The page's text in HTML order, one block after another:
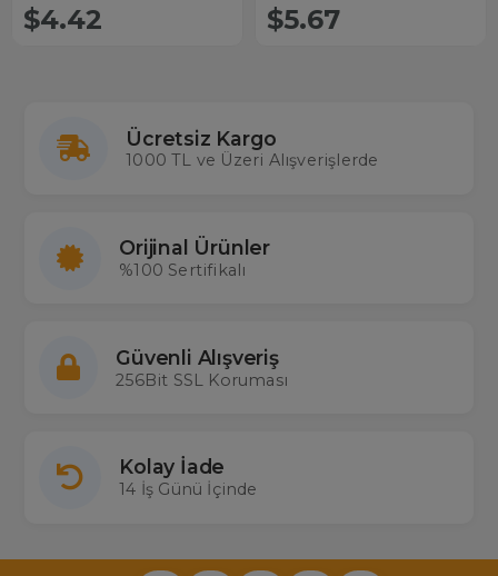
Mikrofonlu Kulaklık
$4.42
Mikrofonlu Kulaklık
$5.67
Ücretsiz Kargo
1000 TL ve Üzeri Alışverişlerde
Orijinal Ürünler
%100 Sertifikalı
Güvenli Alışveriş
256Bit SSL Koruması
Kolay İade
14 İş Günü İçinde